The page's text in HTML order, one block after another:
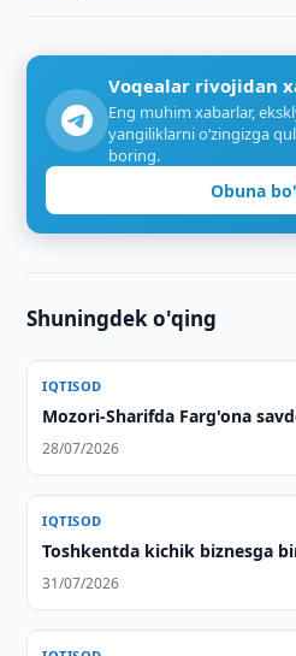
Voqealar rivojidan
Eng muhim xabarlar,
yangiliklarni o‘zingizga
boring.
Obuna
Shuningdek o'qing
IQTISOD
Mozori-Sharifda Farg'ona
28/07/2026
IQTISOD
Toshkentda kichik biznesga
31/07/2026